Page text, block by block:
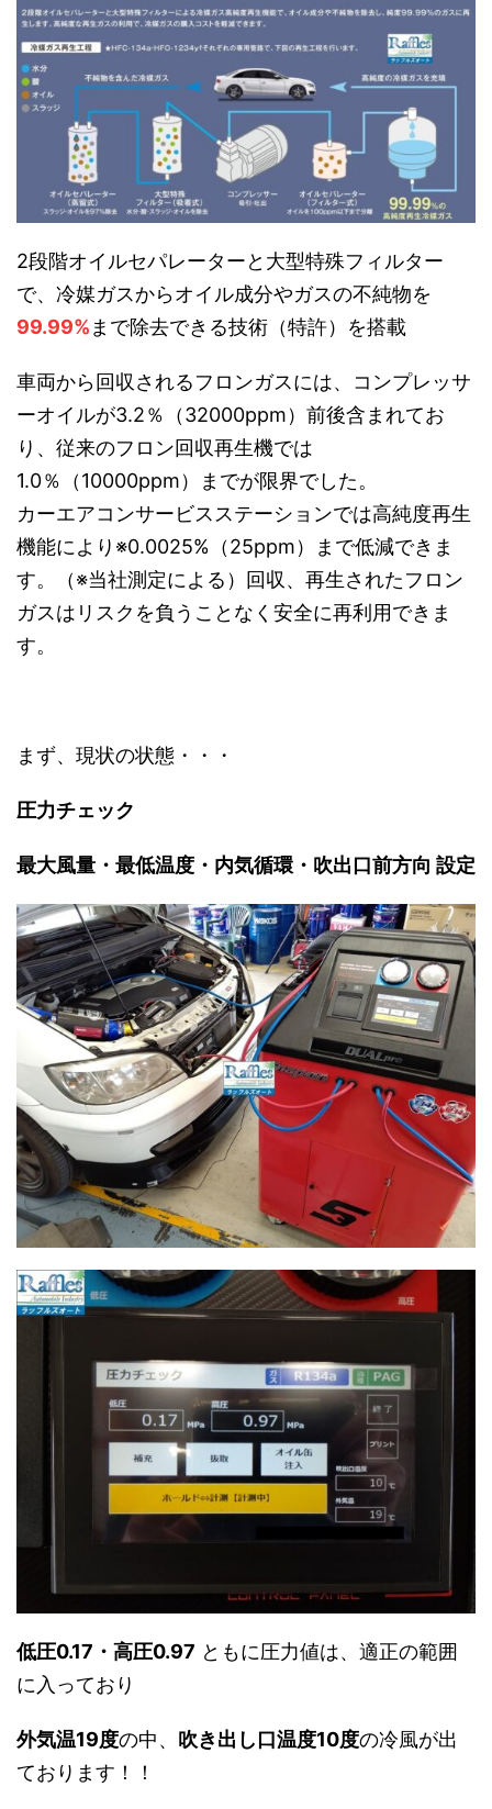
2段階オイルセパレーターと大型特殊フィルター
で、冷媒ガスからオイル成分やガスの不純物を
99.99% まで除去できる技術（特許）を搭載
車両から回収されるフロンガスには、コンプレッサ
ーオイルが3.2％（32000ppm）前後含まれてお
り、従来のフロン回収再生機では
1.0％（10000ppm）までが限界でした。
カーエアコンサービスステーションでは高純度再生
機能により※0.0025% （25ppm）まで低減できま
す。（※当社測定による）回収、再生されたフロン
ガスはリスクを負うことなく安全に再利用できま
す。
まず、現状の状態・・・
圧力チェック
最大風量・最低温度・内気循環・吹出口前方向 設定
低圧0.17・高圧0.97 ともに圧力値は、適正の範囲
に入っており
外気温19度の中、 吹き出し口温度10度の冷風が出
ております！！